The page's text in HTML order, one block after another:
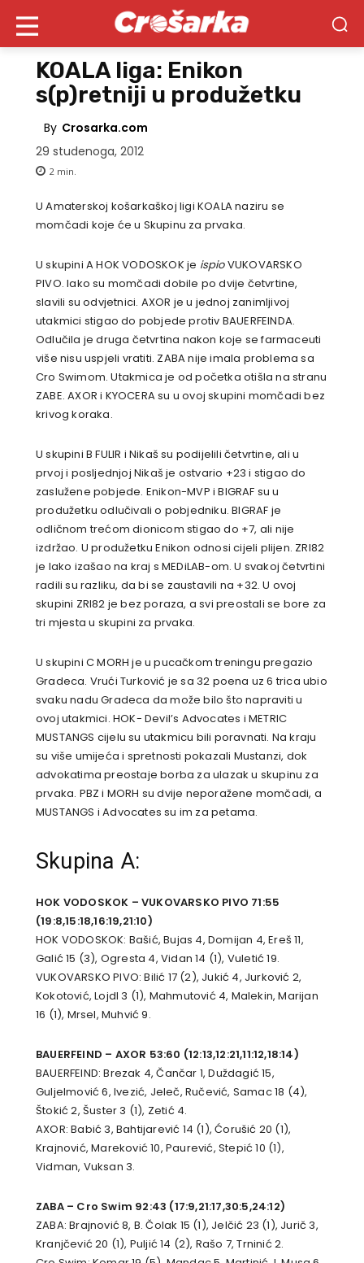
KOALA liga: Enikon
s(p)retniji u produžetku
By Crosarka.com
29 studenoga, 2012
2 min.
U Amaterskoj košarkaškoj ligi KOALA naziru se
momčadi koje će u Skupinu za prvaka.
U skupini A HOK VODOSKOK je ispioVUKOVARSKO
PIVO. Iako su momčadi dobile po dvije četvrtine,
slavili su odvjetnici. AXOR je u jednoj zanimljivoj
utakmici stigao do pobjede protiv BAUERFEINDA.
Odlučila je druga četvrtina nakon koje se farmaceuti
više nisu uspjeli vratiti. ZABA nije imala problema sa
Cro Swimom. Utakmica je od početka otišla na stranu
ZABE. AXOR i KYOCERA su u ovoj skupini momčadi bez
krivog koraka.
U skupini B FULIR i Nikaš su podijelili četvrtine, ali u
prvoj i posljednjoj Nikaš je ostvario +23 i stigao do
zaslužene pobjede. Enikon-MVP i BIGRAF su u
produžetku odlučivali o pobjedniku. BIGRAF je
odličnom trećom dionicom stigao do +7, ali nije
izdržao. U produžetku Enikon odnosi cijeli plijen. ZRI82
je lako izašao na kraj s MEDiLAB-om. U svakoj četvrtini
radili su razliku, da bi se zaustavili na +32. U ovoj
skupini ZRI82 je bez poraza, a svi preostali se bore za
tri mjesta u skupini za prvaka.
U skupini C MORH je u pucačkom treningu pregazio
Gradeca. Vrući Turković je sa 32 poena uz 6 trica ubio
svaku nadu Gradeca da može bilo što napraviti u
ovoj utakmici. HOK- Devil’s Advocates i METRIC
MUSTANGS cijelu su utakmicu bili poravnati. Na kraju
su više umijeća i spretnosti pokazali Mustanzi, dok
advokatima preostaje borba za ulazak u skupinu za
prvaka. PBZ i MORH su dvije neporažene momčadi, a
MUSTANGS i Advocates su im za petama.
Skupina A:
HOK VODOSKOK – VUKOVARSKO PIVO 71:55
(19:8,15:18,16:19,21:10)
HOK VODOSKOK: Bašić, Bujas 4, Domijan 4, Ereš 11,
Galić 15 (3), Ogresta 4, Vidan 14 (1), Vuletić 19.
VUKOVARSKO PIVO: Bilić 17 (2), Jukić 4, Jurković 2,
Kokotović, Lojdl 3 (1), Mahmutović 4, Malekin, Marijan
16 (1), Mrsel, Muhvić 9.
BAUERFEIND – AXOR 53:60 (12:13,12:21,11:12,18:14)
BAUERFEIND: Brezak 4, Čančar 1, Duždagić 15,
Guljelmović 6, Ivezić, Jeleč, Ručević, Samac 18 (4),
Štokić 2, Šuster 3 (1), Zetić 4.
AXOR: Babić 3, Bahtijarević 14 (1), Ćorušić 20 (1),
Krajnović, Mareković 10, Paurević, Stepić 10 (1),
Vidman, Vuksan 3.
ZABA – Cro Swim 92:43 (17:9,21:17,30:5,24:12)
ZABA: Brajnović 8, B. Čolak 15 (1), Jelčić 23 (1), Jurič 3,
Kranjčević 20 (1), Puljić 14 (2), Rašo 7, Trninić 2.